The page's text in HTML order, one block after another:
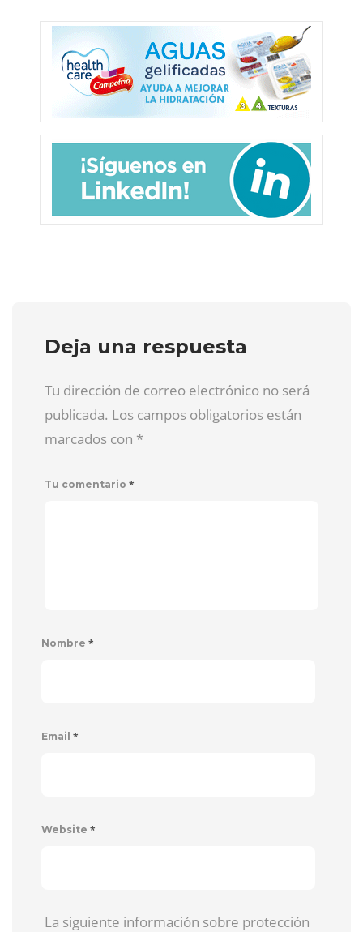
Deja una respuesta
Tu dirección de correo electrónico no será
publicada. Los campos obligatorios están
marcados con *
Tu comentario *
Nombre *
Email *
Website *
La siguiente información sobre protección